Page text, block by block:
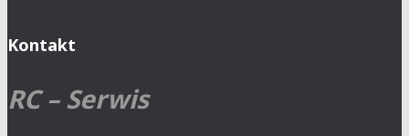
Kontakt
RC – Serwis